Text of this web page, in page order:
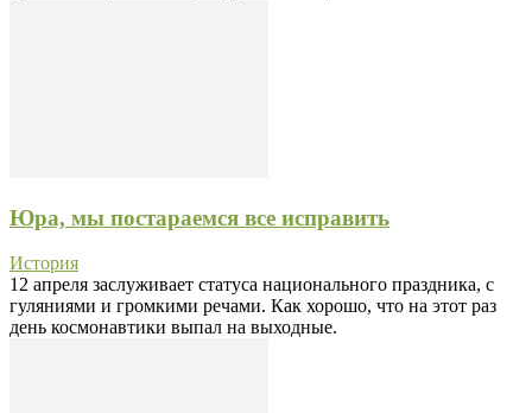
Юра, мы постараемся все исправить
История
12 апреля заслуживает статуса национального праздника, с
гуляниями и громкими речами. Как хорошо, что на этот раз
день космонавтики выпал на выходные.